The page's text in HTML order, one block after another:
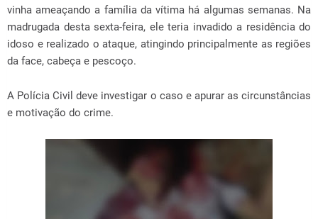
vinha ameaçando a família da vítima há algumas semanas. Na
madrugada desta sexta-feira, ele teria invadido a residência do
idoso e realizado o ataque, atingindo principalmente as regiões
da face, cabeça e pescoço.
A Polícia Civil deve investigar o caso e apurar as circunstâncias
e motivação do crime.